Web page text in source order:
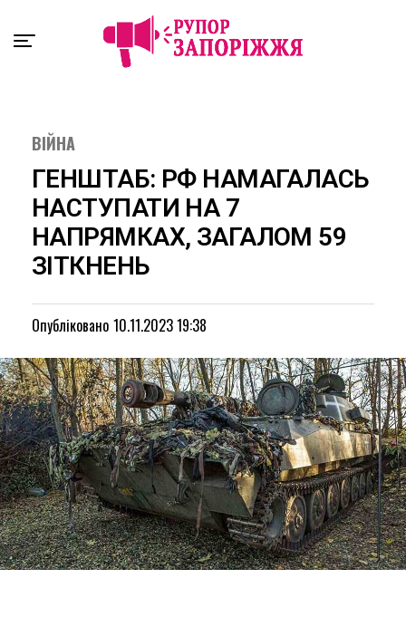
ВІЙНА
ГЕНШТАБ: РФ НАМАГАЛАСЬ
НАСТУПАТИ НА 7
НАПРЯМКАХ, ЗАГАЛОМ 59
ЗІТКНЕНЬ
Опубліковано 10.11.2023 19:38
Exit mobile version